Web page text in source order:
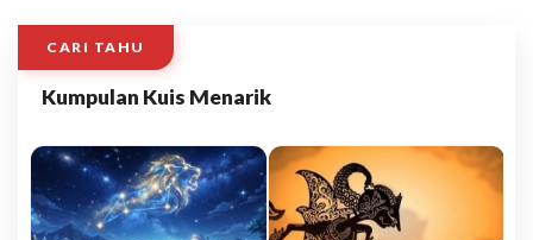
CARI TAHU
Kumpulan Kuis Menarik